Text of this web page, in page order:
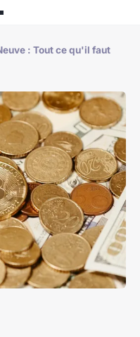
: Tout ce qu'il faut